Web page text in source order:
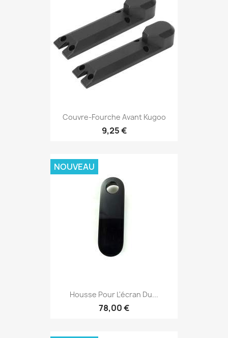
Couvre-Fourche Avant Kugoo
9,25 €
Housse Pour L'écran Du...
78,00 €
NOUVEAU